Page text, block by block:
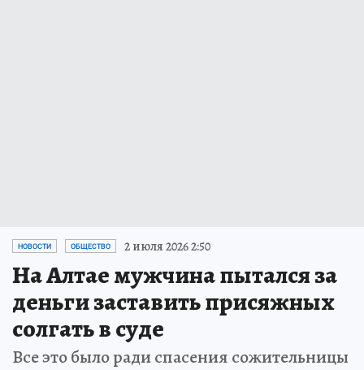
НОВОСТИ ОБЩЕСТВО 2 июля 2026 2:50
На Алтае мужчина пытался за
деньги заставить присяжных
солгать в суде
Все это было ради спасения сожительницы